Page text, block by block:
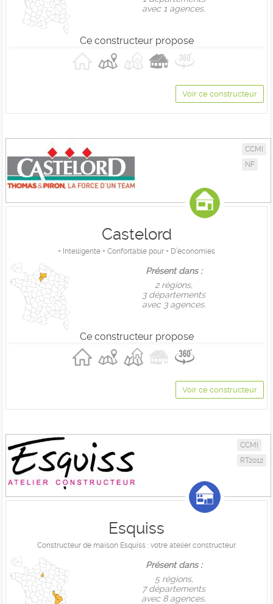
avec 1 agences.
Ce constructeur propose
Voir ce constructeur
CCMI
NF
Castelord
+ Intelligente + Confortable pour + D’économies
Présent dans :
2 règions,
3 départements
avec 3 agences.
Ce constructeur propose
Voir ce constructeur
CCMI
RT2012
Esquiss
Constructeur de maison Esquiss : votre atelier constructeur.
Présent dans :
5 règions,
7 départements
avec 8 agences.